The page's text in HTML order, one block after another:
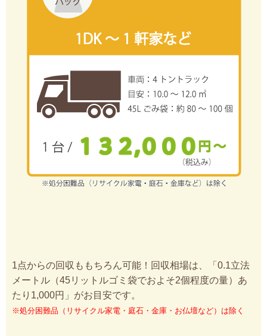
1点からの回収ももちろん可能！回収相場は、「0.1立法
メートル（45リットルゴミ袋でおよそ2個程度の量）あ
たり1,000円」がお目安です。
※処分困難品（リサイクル家電・庭石・金庫・お仏壇など）は除く